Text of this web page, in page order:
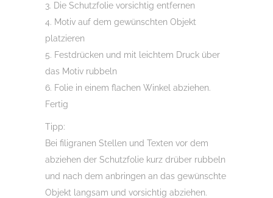
3. Die Schutzfolie vorsichtig entfernen
4. Motiv auf dem gewünschten Objekt
platzieren
5. Festdrücken und mit leichtem Druck über
das Motiv rubbeln
6. Folie in einem flachen Winkel abziehen.
Fertig
Tipp:
Bei filigranen Stellen und Texten vor dem
abziehen der Schutzfolie kurz drüber rubbeln
und nach dem anbringen an das gewünschte
Objekt langsam und vorsichtig abziehen.